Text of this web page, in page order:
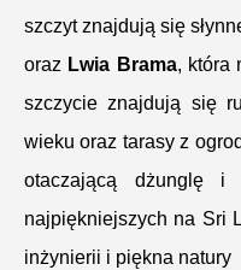
szczyt znajdują się
oraz Lwia Brama, która
szczycie znajdują się
wieku oraz tarasy z
otaczającą dżunglę
najpiękniejszych na Sri
inżynierii i piękna natury